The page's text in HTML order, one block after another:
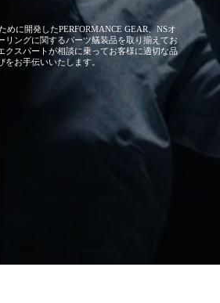
めに開発したPERFORMANCE GEAR、NSオ
リングに関するパーツ艤装品を取り揃えてお
クスパートが相談に乗ってお客様に適切な品
をお手伝いいたします。